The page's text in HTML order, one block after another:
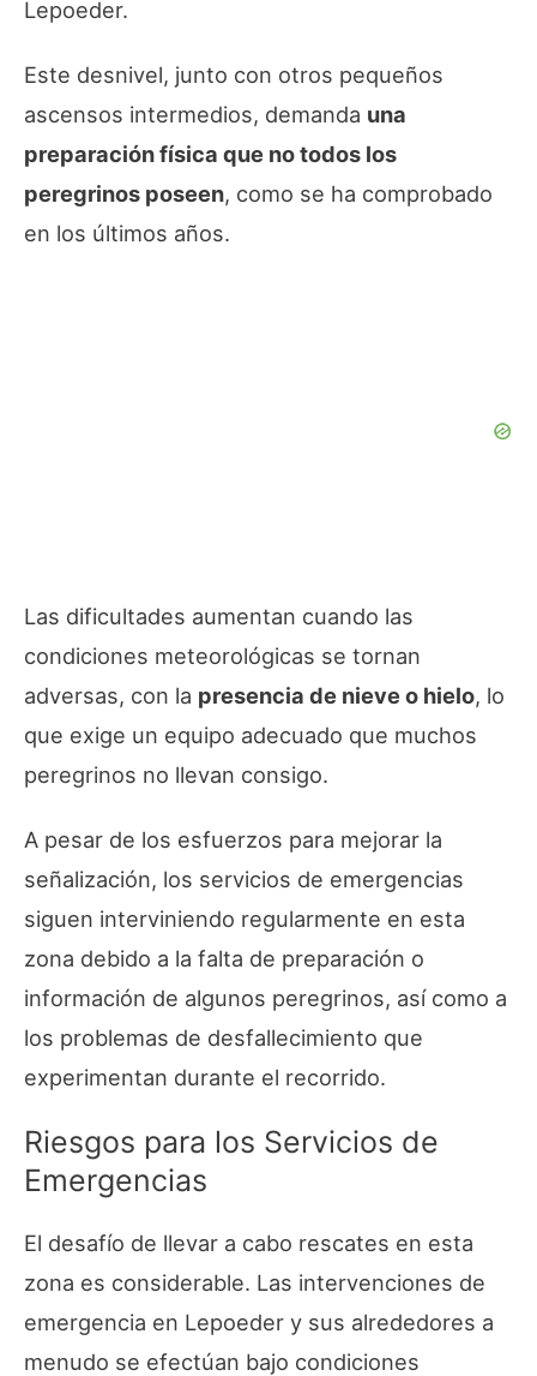
Lepoeder.
Este desnivel, junto con otros pequeños
ascensos intermedios, demanda una
preparación física que no todos los
peregrinos poseen, como se ha comprobado
en los últimos años.
Las dificultades aumentan cuando las
condiciones meteorológicas se tornan
adversas, con la presencia de nieve o hielo, lo
que exige un equipo adecuado que muchos
peregrinos no llevan consigo.
A pesar de los esfuerzos para mejorar la
señalización, los servicios de emergencias
siguen interviniendo regularmente en esta
zona debido a la falta de preparación o
información de algunos peregrinos, así como a
los problemas de desfallecimiento que
experimentan durante el recorrido.
Riesgos para los Servicios de
Emergencias
El desafío de llevar a cabo rescates en esta
zona es considerable. Las intervenciones de
emergencia en Lepoeder y sus alrededores a
menudo se efectúan bajo condiciones